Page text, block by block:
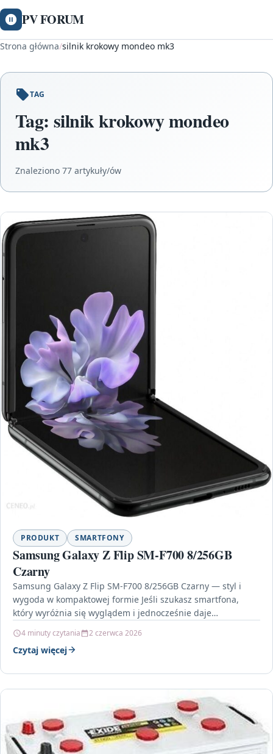
PV FORUM
Strona główna/silnik krokowy mondeo mk3
TAG
Tag: silnik krokowy mondeo
mk3
Znaleziono 77 artykuły/ów
PRODUKT SMARTFONY
Samsung Galaxy Z Flip SM-F700 8/256GB
Czarny
Samsung Galaxy Z Flip SM-F700 8/256GB Czarny — styl i
wygoda w kompaktowej formie Jeśli szukasz smartfona,
który wyróżnia się wyglądem i jednocześnie daje…
4 minuty czytania 2 czerwca 2026
Czytaj więcej